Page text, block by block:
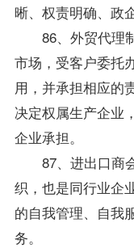
晰、权责明确、政
86、外贸代理
市场，受客户委托
用，并承担相应的
决定权属生产企业
企业承担。
87、进出口商
织，也是同行业企
的自我管理、自我
务。